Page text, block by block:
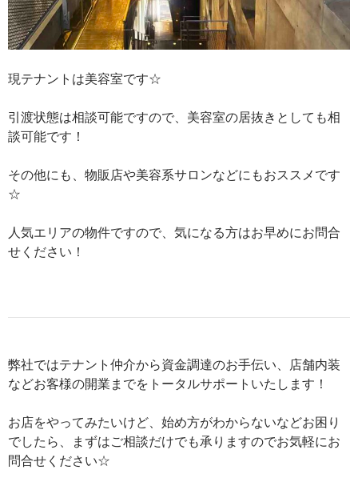
現テナントは美容室です☆
引渡状態は相談可能ですので、美容室の居抜きとしても相
談可能です！
その他にも、物販店や美容系サロンなどにもおススメです
☆
人気エリアの物件ですので、気になる方はお早めにお問合
せください！
弊社ではテナント仲介から資金調達のお手伝い、店舗内装
などお客様の開業までをトータルサポートいたします！
お店をやってみたいけど、始め方がわからないなどお困り
でしたら、まずはご相談だけでも承りますのでお気軽にお
問合せください☆